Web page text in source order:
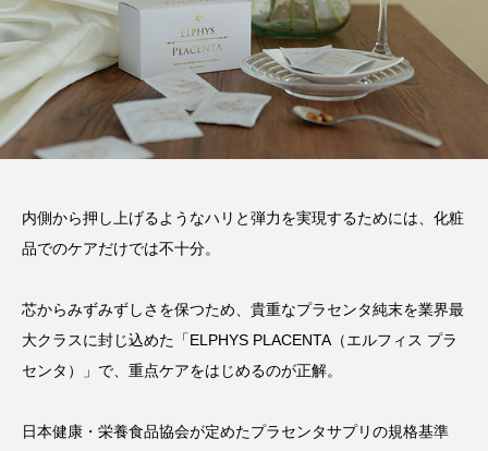
内側から押し上げるようなハリと弾力を実現するためには、化粧
品でのケアだけでは不十分。
芯からみずみずしさを保つため、貴重なプラセンタ純末を業界最
大クラスに封じ込めた「ELPHYS PLACENTA（エルフィス プラ
センタ）」で、重点ケアをはじめるのが正解。
日本健康・栄養食品協会が定めたプラセンタサプリの規格基準